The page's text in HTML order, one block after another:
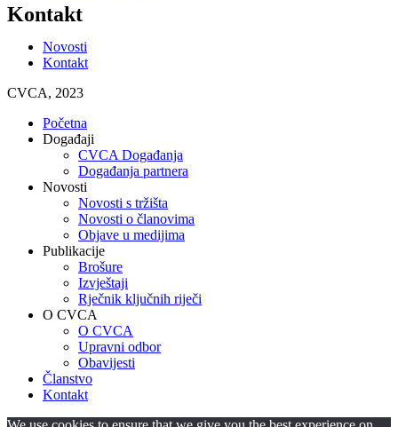
Kontakt
Novosti
Kontakt
CVCA, 2023
Početna
Događaji
CVCA Događanja
Događanja partnera
Novosti
Novosti s tržišta
Novosti o članovima
Objave u medijima
Publikacije
Brošure
Izvještaji
Rječnik ključnih riječi
O CVCA
O CVCA
Upravni odbor
Obavijesti
Članstvo
Kontakt